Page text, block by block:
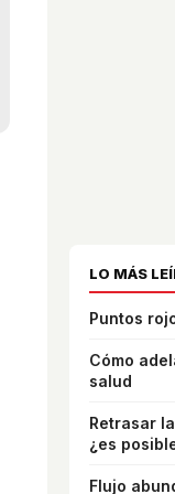
LO MÁS
Puntos
Cómo
salud
Retrasar
¿es
Flujo